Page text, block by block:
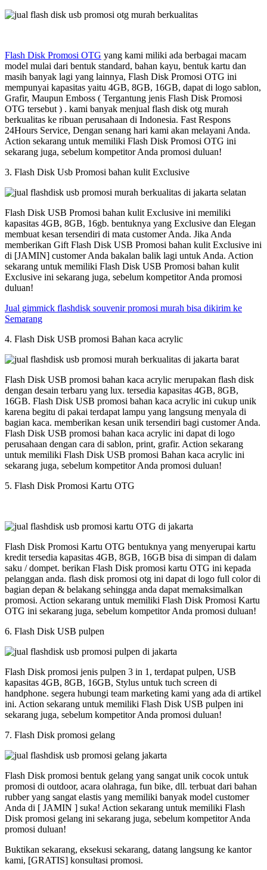
Flash Disk Promosi OTG yang kami miliki ada berbagai macam
model mulai dari bentuk standard, bahan kayu, bentuk kartu dan
masih banyak lagi yang lainnya, Flash Disk Promosi OTG ini
mempunyai kapasitas yaitu 4GB, 8GB, 16GB, dapat di logo sablon,
Grafir, Maupun Emboss ( Tergantung jenis Flash Disk Promosi
OTG tersebut ) . kami banyak menjual flash disk otg murah
berkualitas ke ribuan perusahaan di Indonesia. Fast Respons
24Hours Service, Dengan senang hari kami akan melayani Anda.
Action sekarang untuk memiliki Flash Disk Promosi OTG ini
sekarang juga, sebelum kompetitor Anda promosi duluan!
3. Flash Disk Usb Promosi bahan kulit Exclusive
Flash Disk USB Promosi bahan kulit Exclusive ini memiliki
kapasitas 4GB, 8GB, 16gb. bentuknya yang Exclusive dan Elegan
membuat kesan tersendiri di mata customer Anda. Jika Anda
memberikan Gift Flash Disk USB Promosi bahan kulit Exclusive ini
di [JAMIN] customer Anda bakalan balik lagi untuk Anda. Action
sekarang untuk memiliki Flash Disk USB Promosi bahan kulit
Exclusive ini sekarang juga, sebelum kompetitor Anda promosi
duluan!
Jual gimmick flashdisk souvenir promosi murah bisa dikirim ke
Semarang
4. Flash Disk USB promosi Bahan kaca acrylic
Flash Disk USB promosi bahan kaca acrylic merupakan flash disk
dengan desain terbaru yang lux. tersedia kapasitas 4GB, 8GB,
16GB. Flash Disk USB promosi bahan kaca acrylic ini cukup unik
karena begitu di pakai terdapat lampu yang langsung menyala di
bagian kaca. memberikan kesan unik tersendiri bagi customer Anda.
Flash Disk USB promosi bahan kaca acrylic ini dapat di logo
perusahaan dengan cara di sablon, print, grafir. Action sekarang
untuk memiliki Flash Disk USB promosi Bahan kaca acrylic ini
sekarang juga, sebelum kompetitor Anda promosi duluan!
5. Flash Disk Promosi Kartu OTG
Flash Disk Promosi Kartu OTG bentuknya yang menyerupai kartu
kredit tersedia kapasitas 4GB, 8GB, 16GB bisa di simpan di dalam
saku / dompet. berikan Flash Disk promosi kartu OTG ini kepada
pelanggan anda. flash disk promosi otg ini dapat di logo full color di
bagian depan & belakang sehingga anda dapat memaksimalkan
promosi. Action sekarang untuk memiliki Flash Disk Promosi Kartu
OTG ini sekarang juga, sebelum kompetitor Anda promosi duluan!
6. Flash Disk USB pulpen
Flash Disk promosi jenis pulpen 3 in 1, terdapat pulpen, USB
kapasitas 4GB, 8GB, 16GB, Stylus untuk tuch screen di
handphone. segera hubungi team marketing kami yang ada di artikel
ini. Action sekarang untuk memiliki Flash Disk USB pulpen ini
sekarang juga, sebelum kompetitor Anda promosi duluan!
7. Flash Disk promosi gelang
Flash Disk promosi bentuk gelang yang sangat unik cocok untuk
promosi di outdoor, acara olahraga, fun bike, dll. terbuat dari bahan
rubber yang sangat elastis yang memiliki banyak model customer
Anda di [ JAMIN ] suka! Action sekarang untuk memiliki Flash
Disk promosi gelang ini sekarang juga, sebelum kompetitor Anda
promosi duluan!
Buktikan sekarang, eksekusi sekarang, datang langsung ke kantor
kami, [GRATIS] konsultasi promosi.